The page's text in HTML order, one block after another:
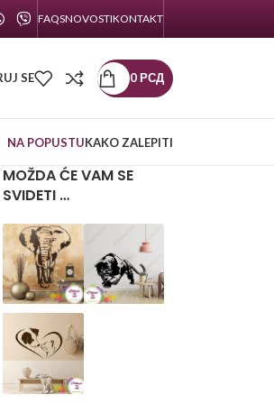
FAQSNOVOSTIKONTAKT
SE 0РСД
NA POPUSTUKAKO ZALEPITI
MOŽDA ĆE VAM SE
SVIDETI …